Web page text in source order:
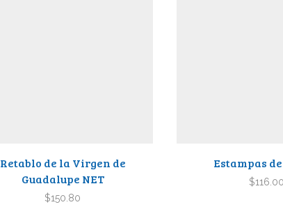
Retablo de la Virgen de
Guadalupe NET
$150.80
Estampas
$116.00